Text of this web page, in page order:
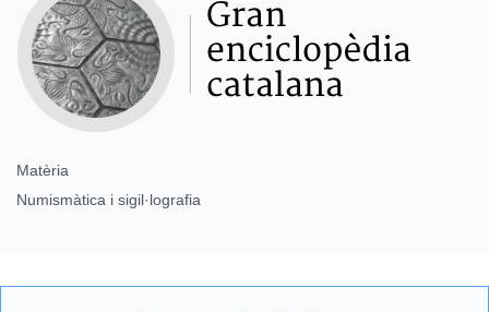
Matèria
Numismàtica i sigil·lografia